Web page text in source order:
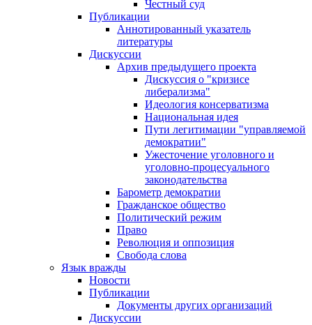
Честный суд
Публикации
Аннотированный указатель
литературы
Дискуссии
Архив предыдущего проекта
Дискуссия о "кризисе
либерализма"
Идеология консерватизма
Национальная идея
Пути легитимации "управляемой
демократии"
Ужесточение уголовного и
уголовно-процесуального
законодательства
Барометр демократии
Гражданское общество
Политический режим
Право
Революция и оппозиция
Свобода слова
Язык вражды
Новости
Публикации
Документы других организаций
Дискуссии